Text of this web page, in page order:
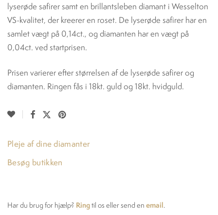
lyserøde safirer samt en brillantsleben diamant i Wesselton
VS-kvalitet, der kreerer en roset. De lyserøde safirer har en
samlet vægt på 0,14ct., og diamanten har en vægt på
0,04ct. ved startprisen.
Prisen varierer efter størrelsen af de lyserøde safirer og
diamanten. Ringen fås i 18kt. guld og 18kt. hvidguld.
Pleje af dine diamanter
Besøg butikken
Har du brug for hjælp? Ringtil os eller send en email.